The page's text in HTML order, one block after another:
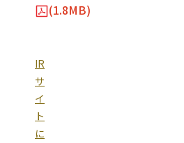
(1.8MB)
IR
サ
イ
ト
に